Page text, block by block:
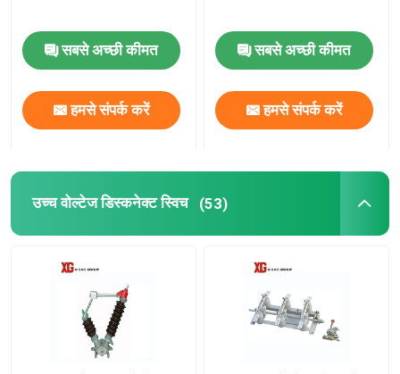
सबसे अच्छी कीमत
हमसे संपर्क करें
सबसे अच्छी कीमत
हमसे संपर्क करें
उच्च वोल्टेज डिस्कनेक्ट स्विच (53)